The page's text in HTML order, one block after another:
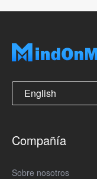
English
Compañía
Sobre nosotros